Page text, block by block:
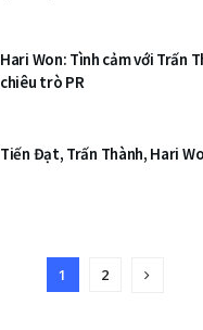
Hari Won: Tình cảm với Trấn
chiêu trò PR
Tiến Đạt, Trấn Thành, Hari
1 2